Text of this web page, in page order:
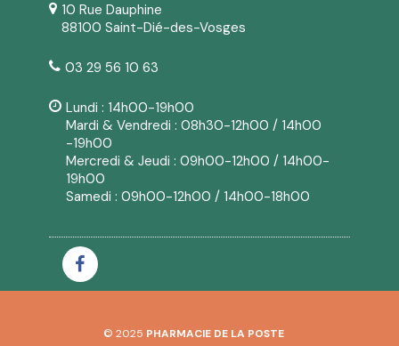
10 Rue Dauphine
88100 Saint-Dié-des-Vosges
03 29 56 10 63
Lundi : 14h00-19h00
Mardi & Vendredi : 08h30-12h00 / 14h00
-19h00
Mercredi & Jeudi : 09h00-12h00 / 14h00-
19h00
Samedi : 09h00-12h00 / 14h00-18h00
© 2025 PHARMACIE DE LA POSTE